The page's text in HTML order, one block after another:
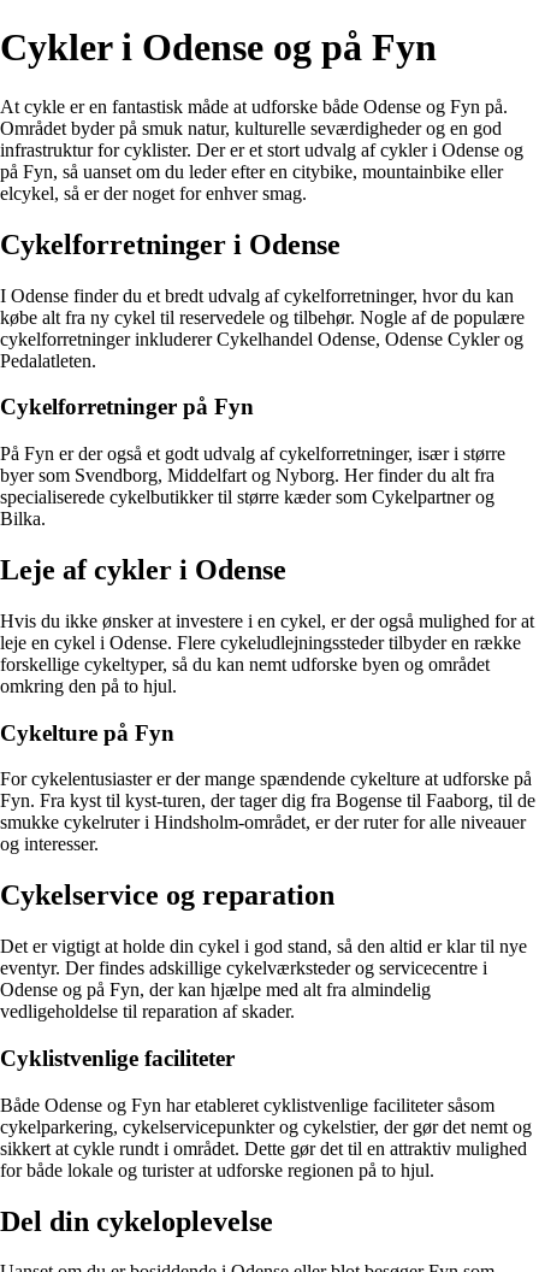
Cykler i Odense og på Fyn
At cykle er en fantastisk måde at udforske både Odense og Fyn på.
Området byder på smuk natur, kulturelle seværdigheder og en god
infrastruktur for cyklister. Der er et stort udvalg af cykler i Odense og
på Fyn, så uanset om du leder efter en citybike, mountainbike eller
elcykel, så er der noget for enhver smag.
Cykelforretninger i Odense
I Odense finder du et bredt udvalg af cykelforretninger, hvor du kan
købe alt fra ny cykel til reservedele og tilbehør. Nogle af de populære
cykelforretninger inkluderer Cykelhandel Odense, Odense Cykler og
Pedalatleten.
Cykelforretninger på Fyn
På Fyn er der også et godt udvalg af cykelforretninger, især i større
byer som Svendborg, Middelfart og Nyborg. Her finder du alt fra
specialiserede cykelbutikker til større kæder som Cykelpartner og
Bilka.
Leje af cykler i Odense
Hvis du ikke ønsker at investere i en cykel, er der også mulighed for at
leje en cykel i Odense. Flere cykeludlejningssteder tilbyder en række
forskellige cykeltyper, så du kan nemt udforske byen og området
omkring den på to hjul.
Cykelture på Fyn
For cykelentusiaster er der mange spændende cykelture at udforske på
Fyn. Fra kyst til kyst-turen, der tager dig fra Bogense til Faaborg, til de
smukke cykelruter i Hindsholm-området, er der ruter for alle niveauer
og interesser.
Cykelservice og reparation
Det er vigtigt at holde din cykel i god stand, så den altid er klar til nye
eventyr. Der findes adskillige cykelværksteder og servicecentre i
Odense og på Fyn, der kan hjælpe med alt fra almindelig
vedligeholdelse til reparation af skader.
Cyklistvenlige faciliteter
Både Odense og Fyn har etableret cyklistvenlige faciliteter såsom
cykelparkering, cykelservicepunkter og cykelstier, der gør det nemt og
sikkert at cykle rundt i området. Dette gør det til en attraktiv mulighed
for både lokale og turister at udforske regionen på to hjul.
Del din cykeloplevelse